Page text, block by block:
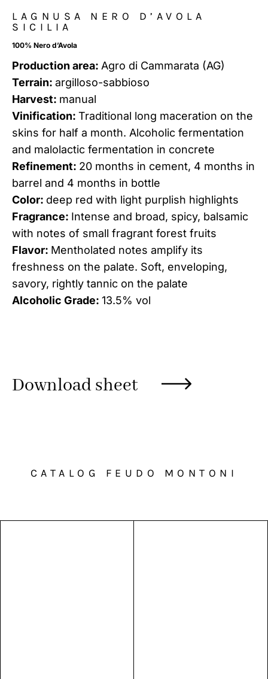
LAGNUSA NERO D’AVOLA
SICILIA
100% Nero d’Avola
Production area: Agro di Cammarata (AG)
Terrain: argilloso-sabbioso
Harvest: manual
Vinification: Traditional long maceration on the
skins for half a month. Alcoholic fermentation
and malolactic fermentation in concrete
Refinement: 20 months in cement, 4 months in
barrel and 4 months in bottle
Color: deep red with light purplish highlights
Fragrance: Intense and broad, spicy, balsamic
with notes of small fragrant forest fruits
Flavor: Mentholated notes amplify its
freshness on the palate. Soft, enveloping,
savory, rightly tannic on the palate
Alcoholic Grade: 13.5% vol
Download sheet
CATALOG FEUDO MONTONI